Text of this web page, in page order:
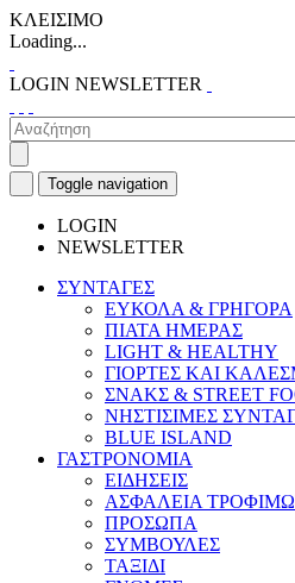
ΚΛΕΙΣΙΜΟ
Loading...
LOGIN NEWSLETTER
Toggle navigation
LOGIN
NEWSLETTER
ΣΥΝΤΑΓΕΣ
ΕΥΚΟΛΑ & ΓΡΗΓΟΡΑ
ΠΙΑΤΑ ΗΜΕΡΑΣ
LIGHT & HEALTHY
ΓΙΟΡΤΕΣ ΚΑΙ
ΣΝΑΚΣ & STREET
ΝΗΣΤΙΣΙΜΕΣ
BLUE ISLAND
ΓΑΣΤΡΟΝΟΜΙΑ
ΕΙΔΗΣΕΙΣ
ΑΣΦΑΛΕΙΑ
ΠΡΟΣΩΠΑ
ΣΥΜΒΟΥΛΕΣ
ΤΑΞΙΔΙ